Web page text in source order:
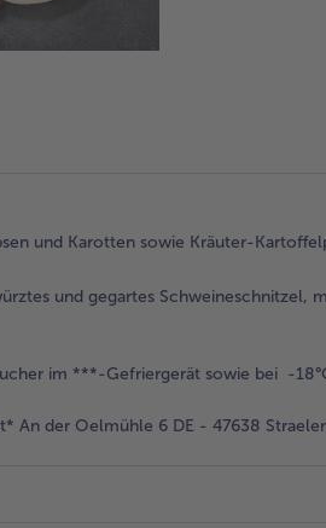
und Karotten sowie Kräuter-
und gegartes Schweineschnitzel,
im ***-Gefriergerät sowie bei -
An der Oelmühle 6 DE - 47638